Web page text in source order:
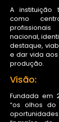
A instituição
como
nacional,
destaque,
e dar vida
produção.
Visão:
Fundada em
“os olhos